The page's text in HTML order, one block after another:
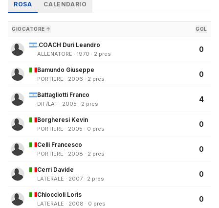
ROSA CALENDARIO
GIOCATORE ↑ GOL
.COACH Duri Leandro
ALLENATORE · 1970 · 2 pres
0
Bamundo Giuseppe
PORTIERE · 2006 · 2 pres
0
Battagliotti Franco
DIF/LAT · 2005 · 2 pres
4
Borgheresi Kevin
PORTIERE · 2005 · 0 pres
0
Celli Francesco
PORTIERE · 2008 · 2 pres
0
Cerri Davide
LATERALE · 2007 · 2 pres
0
Chioccioli Loris
LATERALE · 2008 · 0 pres
0